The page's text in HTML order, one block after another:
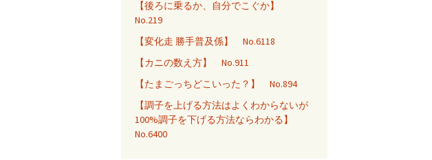
【後ろに乗るか、自分でこぐか】
No.219
【変化走 勝手普及係】 No.6118
【カニの数え方】 No.911
【たまごっちどこいった？】 No.894
【調子を上げる方法はよくわからないが
100%調子を下げる方法ならわかる】
No.6400